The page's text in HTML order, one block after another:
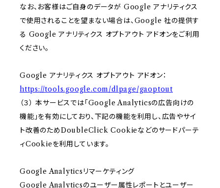
なお、お客様はご自身のデータが Google アナリティクス
で使用されることを望まない場合は、Google 社の提供す
る Google アナリティクス オプトアウト アドオンをご利用
ください。
Google アナリティクス オプトアウト アドオン：
https://tools.google.com/dlpage/gaoptout
（３） 本サービスでは「Google Analyticsの広告向けの
機能」を有効にしており、下記の機能を利用し、広告やサイ
ト改善のためDoubleClick Cookieなどのサードパーテ
ィCookieを利用しています。
Google Analyticsリマーケティング
Google Analyticsのユーザー属性レポートとユーザー